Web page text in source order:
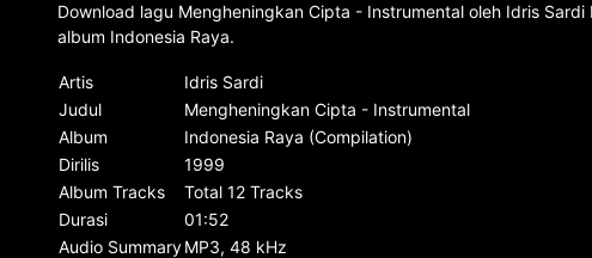
Download lagu Mengheningkan Cipta - Instrumental oleh Idris
album Indonesia Raya.
Artis
Idris Sardi
Judul
Mengheningkan Cipta - Instrumental
Album
Indonesia Raya (Compilation)
Dirilis
1999
Album Tracks
Total 12 Tracks
Durasi
01:52
Audio SummaryMP3, 48 kHz